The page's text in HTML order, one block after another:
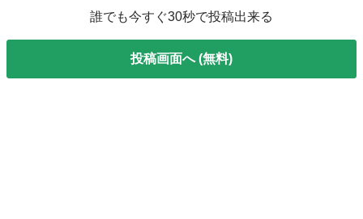
誰でも今すぐ30秒で投稿出来る
投稿画面へ (無料)